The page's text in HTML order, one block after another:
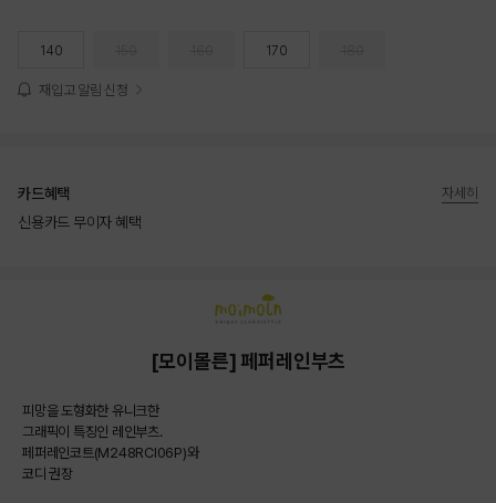
140 170
재입고 알림 신청
카드혜택
신용카드 무이자 혜택
자세히
[모이몰른] 페퍼레인부츠
피망을 도형화한 유니크한
그래픽이 특징인 레인부츠.
페퍼레인코트(M248RCI06P)와
코디 권장